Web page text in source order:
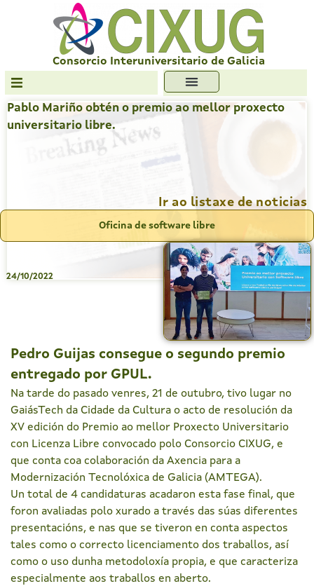
Consorcio Interuniversitario de Galicia
Transparencia
Ofc. Soft. Libre
Pablo Mariño obtén o premio ao mellor proxecto
universitario libre.
Ir ao listaxe de noticias
Oficina de software libre
24/10/2022
Pedro Guijas consegue o segundo premio
entregado por GPUL.
Na tarde do pasado venres, 21 de outubro, tivo lugar no
GaiásTech da Cidade da Cultura o acto de resolución da
XV edición do Premio ao mellor Proxecto Universitario
con Licenza Libre convocado polo Consorcio CIXUG, e
que conta coa colaboración da Axencia para a
Modernización Tecnolóxica de Galicia (AMTEGA).
Un total de 4 candidaturas acadaron esta fase final, que
foron avaliadas polo xurado a través das súas diferentes
presentacións, e nas que se tiveron en conta aspectos
tales como o correcto licenciamento dos traballos, así
como o uso dunha metodoloxía propia, e que caracteriza
especialmente aos traballos en aberto.